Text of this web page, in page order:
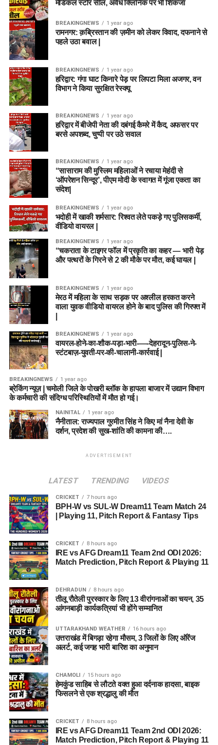
मेडिकल स्टोर सील, अवैध क्लिनिक पर भी शिकंजा
BREAKINGNEWS 1 year ago
रामनगर: क़ब्रिस्तान की ज़मीन को लेकर विवाद, दफनाने से
पहले उठा बवाल |
BREAKINGNEWS 1 year ago
हरिद्वार: गंगा घाट किनारे पेड़ पर लिपटा मिला अजगर, वन
विभाग ने किया सुरक्षित रेस्क्यू
BREAKINGNEWS 1 year ago
हरिद्वार में बीजेपी नेता की दबंगई कैमरे में कैद, अफसर पर
बरसे अपशब्द, चुप्पी पर उठे सवाल
BREAKINGNEWS 1 year ago
“सासाराम की मुस्लिम महिलाओं ने रचाया मेहंदी से
‘ऑपरेशन सिन्दूर’, पीएम मोदी के स्वागत में गूंजा एकता का
संदेश|
BREAKINGNEWS 1 year ago
भदोही में खाकी शर्मसार: रिश्वत लेते पकड़े गए पुलिसकर्मी,
वीडियो वायरल |
BREAKINGNEWS 1 year ago
“चकराता के टाइगर फॉल में प्रकृति का कहर — भारी पेड़
और पत्थरों के गिरने से 2 की मौके पर मौत, कई घायल |
BREAKINGNEWS 1 year ago
मेरठ में महिला के साथ सड़क पर अश्लील हरकत करने
वाला युवक वीडियो वायरल होने के बाद पुलिस की गिरफ्त में
BREAKINGNEWS 1 year ago
वायरल-होने-का-शौक-पड़ा-भारी-—-देहरादून-पुलिस-ने-
स्टंटबाज़-युवती-पर-की-चालानी-कार्रवाई |
BREAKINGNEWS 1 year ago
ब्रेकिंग न्यूज़ | चमोली जिले के पोखरी ब्लॉक के हापला बाजार में उद्यान विभाग
के कर्मचारी की संदिग्ध परिस्थितियों में मौत हो गई।
NAINITAL 1 year ago
नैनीताल: राज्यपाल गुरमीत सिंह ने किए मां नैना देवी के
दर्शन, प्रदेश की सुख-शांति की कामना की….
ADVERTISEMENT
LATEST TRENDING VIDEOS
CRICKET 7 hours ago
BPH-W vs SUL-W Dream11 Team Match 24
| Playing 11, Pitch Report & Fantasy Tips
CRICKET 8 hours ago
IRE vs AFG Dream11 Team 2nd ODI 2026:
Match Prediction, Pitch Report & Playing 11
DEHRADUN 8 hours ago
तीलू रौतेली पुरस्कार के लिए 13 वीरांगनाओं का चयन, 35
आंगनबाड़ी कार्यकत्रियां भी होंगे सम्मानित
UTTARAKHAND WEATHER 16 hours ago
उत्तराखंड में बिगड़ा रहेगा मौसम, 3 जिलों के लिए ऑरेंज
अलर्ट, कई जगह भारी बारिश का अनुमान
CHAMOLI 15 hours ago
हेमकुंड साहिब से लौटते वक्त हुआ दर्दनाक हादसा, बाइक
फिसलने से एक श्रद्धालु की मौत
CRICKET 8 hours ago
IRE vs AFG Dream11 Team 2nd ODI 2026:
Match Prediction, Pitch Report & Playing 11